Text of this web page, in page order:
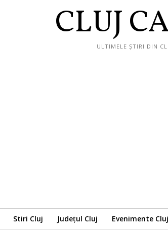
CLUJ
ULTIMELE ȘTIRI DIN
Stiri Cluj Județul Cluj Evenimente Cluj